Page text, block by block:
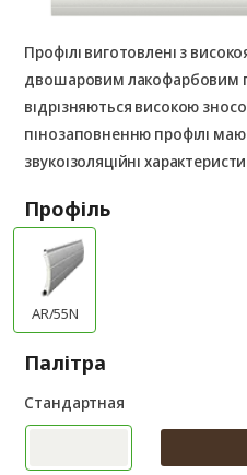
Профілі виготовлені з
двошаровим лакофарбовим
відрізняються високою
пінозаповненню профілі
звукоізоляційні
Профіль
AR/55N
Палітра
Стандартная